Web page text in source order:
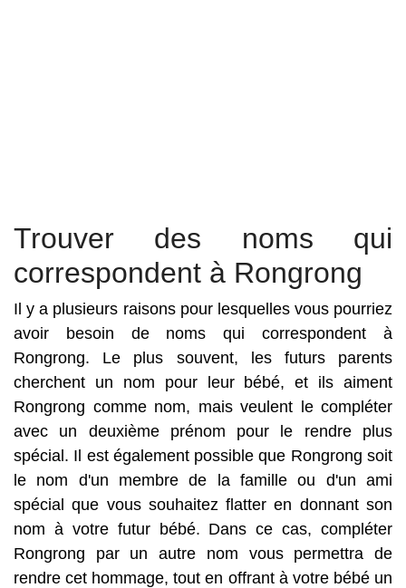
Trouver des noms qui
correspondent à Rongrong
Il y a plusieurs raisons pour lesquelles vous pourriez
avoir besoin de noms qui correspondent à
Rongrong. Le plus souvent, les futurs parents
cherchent un nom pour leur bébé, et ils aiment
Rongrong comme nom, mais veulent le compléter
avec un deuxième prénom pour le rendre plus
spécial. Il est également possible que Rongrong soit
le nom d'un membre de la famille ou d'un ami
spécial que vous souhaitez flatter en donnant son
nom à votre futur bébé. Dans ce cas, compléter
Rongrong par un autre nom vous permettra de
rendre cet hommage, tout en offrant à votre bébé un